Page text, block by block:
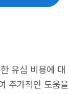
유심 비용에 대
추가적인 도움을